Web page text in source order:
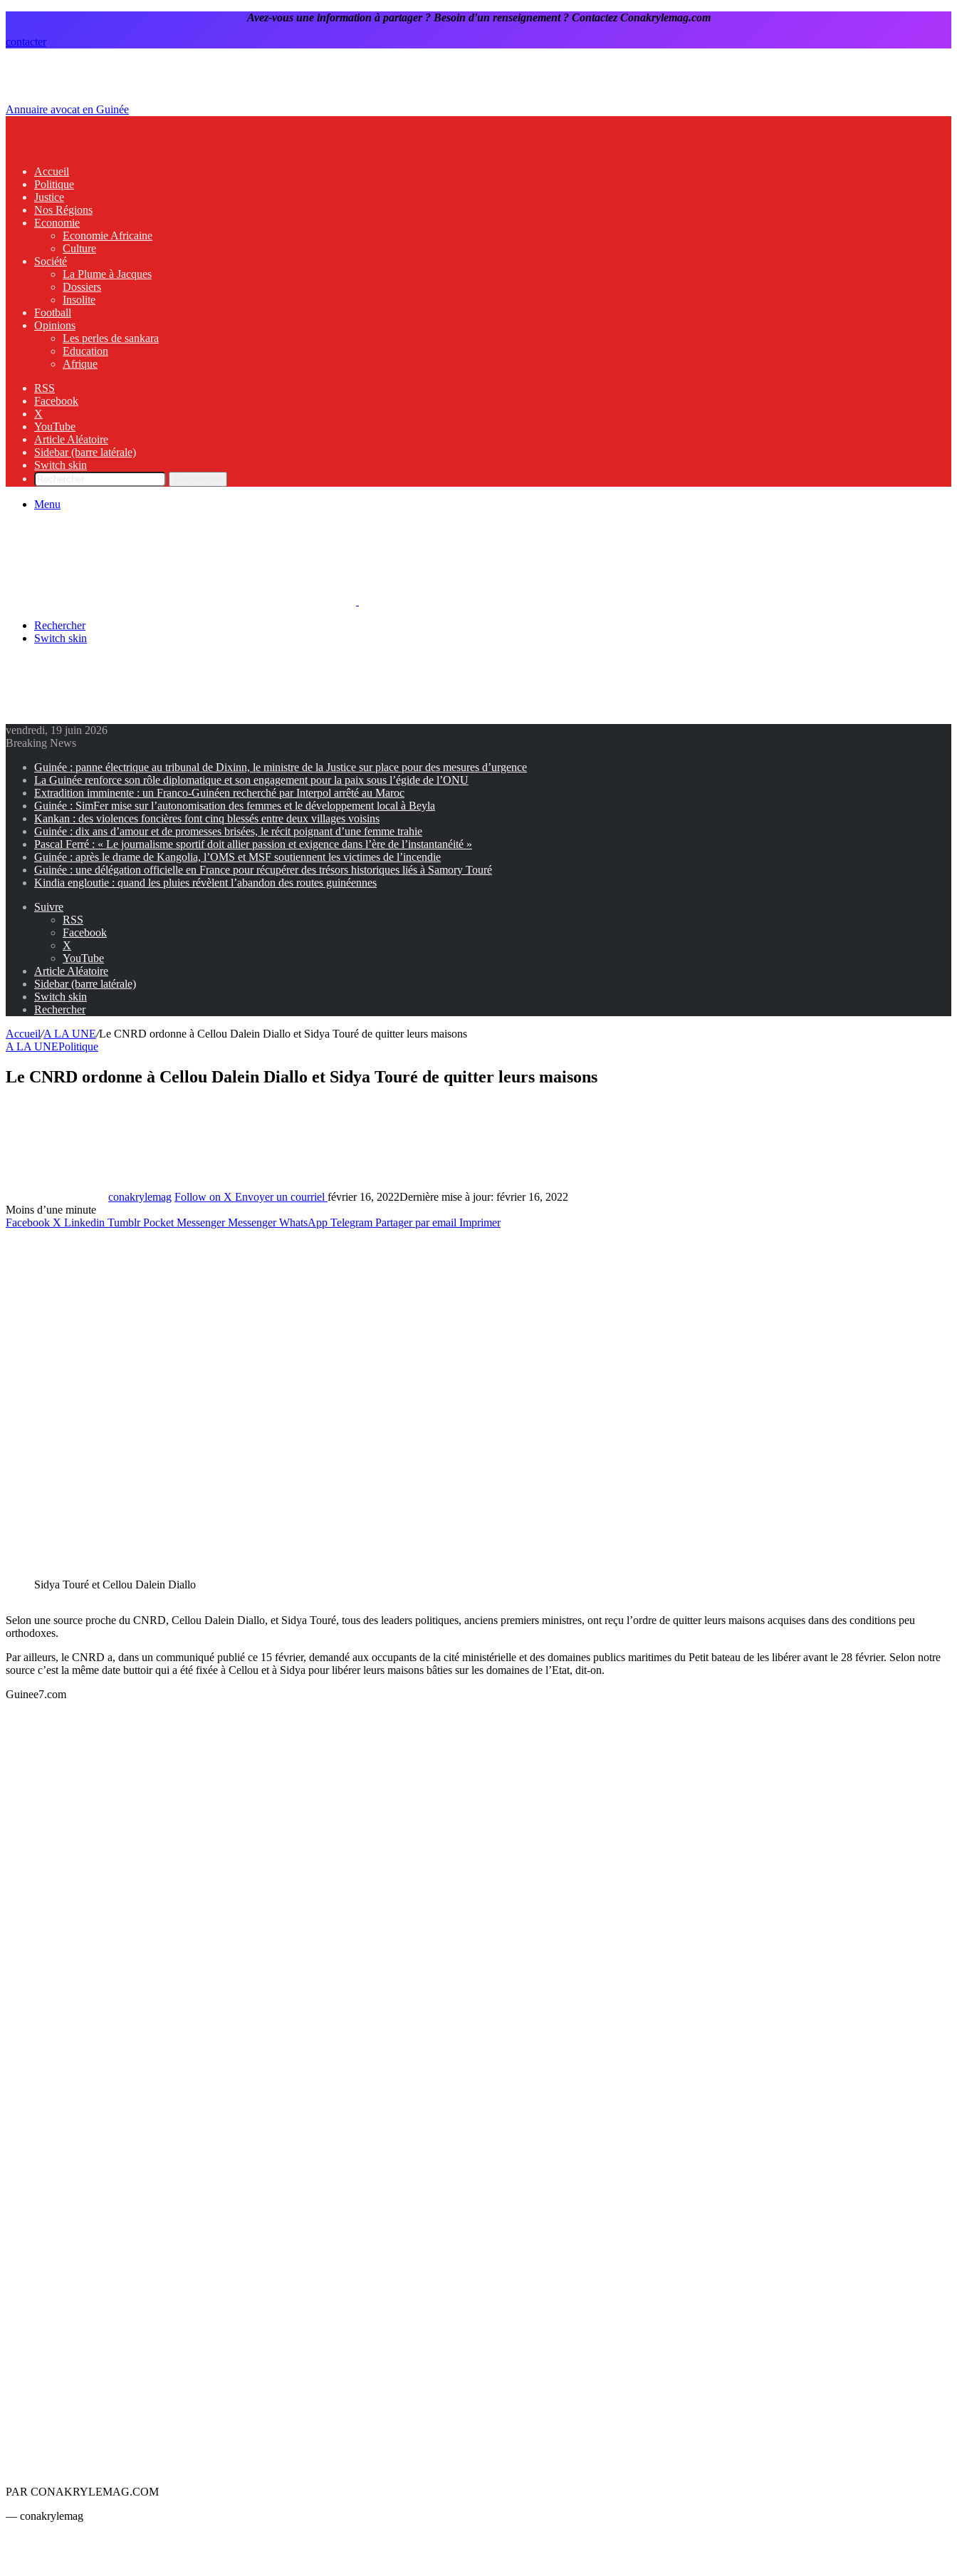
Avez-vous une information à partager ? Besoin d'un renseignement ? Contactez Conakrylemag.com
contacter
Annuaire avocat en Guinée
Accueil
Politique
Justice
Nos Régions
Economie
Economie Africaine
Culture
Société
La Plume à Jacques
Dossiers
Insolite
Football
Opinions
Les perles de sankara
Education
Afrique
RSS
Facebook
X
YouTube
Article Aléatoire
Sidebar (barre latérale)
Switch skin
Menu
Rechercher
Switch skin
vendredi, 19 juin 2026
Breaking News
Guinée : panne électrique au tribunal de Dixinn, le ministre de la Justice sur place pour des mesures d’urgence
La Guinée renforce son rôle diplomatique et son engagement pour la paix sous l’égide de l’ONU
Extradition imminente : un Franco-Guinéen recherché par Interpol arrêté au Maroc
Guinée : SimFer mise sur l’autonomisation des femmes et le développement local à Beyla
Kankan : des violences foncières font cinq blessés entre deux villages voisins
Guinée : dix ans d’amour et de promesses brisées, le récit poignant d’une femme trahie
Pascal Ferré : « Le journalisme sportif doit allier passion et exigence dans l’ère de l’instantanéité »
Guinée : après le drame de Kangolia, l’OMS et MSF soutiennent les victimes de l’incendie
Guinée : une délégation officielle en France pour récupérer des trésors historiques liés à Samory Touré
Kindia engloutie : quand les pluies révèlent l’abandon des routes guinéennes
Suivre
RSS
Facebook
X
YouTube
Article Aléatoire
Sidebar (barre latérale)
Switch skin
Rechercher
Accueil/A LA UNE/Le CNRD ordonne à Cellou Dalein Diallo et Sidya Touré de quitter leurs maisons
A LA UNEPolitique
Le CNRD ordonne à Cellou Dalein Diallo et Sidya Touré de quitter leurs maisons
conakrylemag Follow on X Envoyer un courriel février 16, 2022Dernière mise à jour: février 16, 2022
Moins d’une minute
Facebook X Linkedin Tumblr Pocket Messenger Messenger WhatsApp Telegram Partager par email Imprimer
Sidya Touré et Cellou Dalein Diallo
Selon une source proche du CNRD, Cellou Dalein Diallo, et Sidya Touré, tous des leaders politiques, anciens premiers ministres, ont reçu l’ordre de quitter leurs maisons acquises dans des conditions peu
orthodoxes.
Par ailleurs, le CNRD a, dans un communiqué publié ce 15 février, demandé aux occupants de la cité ministérielle et des domaines publics maritimes du Petit bateau de les libérer avant le 28 février. Selon notre
source c’est la même date buttoir qui a été fixée à Cellou et à Sidya pour libérer leurs maisons bâties sur les domaines de l’Etat, dit-on.
Guinee7.com
PAR CONAKRYLEMAG.COM
— conakrylemag